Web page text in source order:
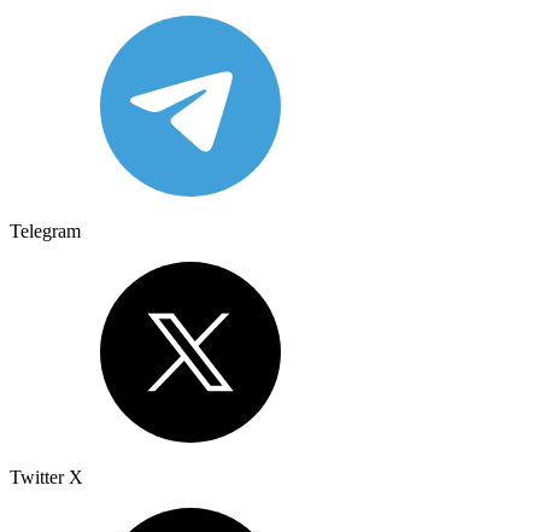
Telegram
Twitter X